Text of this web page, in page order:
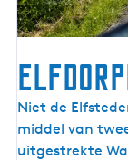
r
e
aE
l
f
Niet de
middel van
uitgestrekte